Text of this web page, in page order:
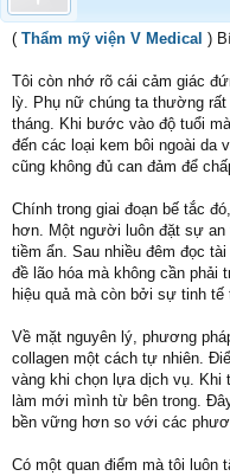
( Thẩm mỹ viện V Medical )
Tôi còn nhớ rõ cái cảm giác
lỳ. Phụ nữ chúng ta thường
tháng. Khi bước vào độ tuổi
đến các loại kem bôi ngoài da
cũng không đủ can đảm để
Chính trong giai đoạn bế tắc
hơn. Một người luôn đặt sự an
tiềm ẩn. Sau nhiều đêm đọc
đề lão hóa mà không cần phải
hiệu quả mà còn bởi sự tinh
Về mặt nguyên lý, phương
collagen một cách tự nhiên.
vàng khi chọn lựa dịch vụ. Khi
làm mới mình từ bên trong.
bền vững hơn so với các
Có một quan điểm mà tôi luôn